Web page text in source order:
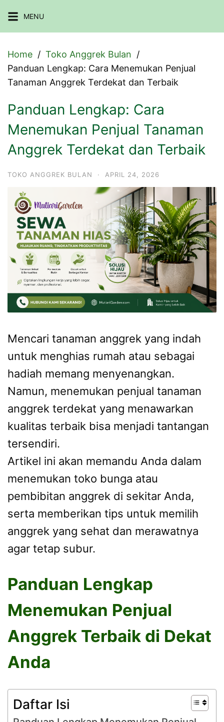
to
MENU
Home
Toko Anggrek Bulan
Panduan Lengkap: Cara Menemukan Penjual
Tanaman Anggrek Terdekat dan Terbaik
Panduan Lengkap: Cara
Menemukan Penjual Tanaman
Anggrek Terdekat dan Terbaik
TOKO ANGGREK BULAN · APRIL 24, 2026
Mencari tanaman anggrek yang indah
untuk menghias rumah atau sebagai
hadiah memang menyenangkan.
Namun, menemukan penjual tanaman
anggrek terdekat yang menawarkan
kualitas terbaik bisa menjadi tantangan
tersendiri.
Artikel ini akan memandu Anda dalam
menemukan toko bunga atau
pembibitan anggrek di sekitar Anda,
serta memberikan tips untuk memilih
anggrek yang sehat dan merawatnya
agar tetap subur.
Panduan Lengkap
Menemukan Penjual
Anggrek Terbaik di Dekat
Anda
Daftar Isi